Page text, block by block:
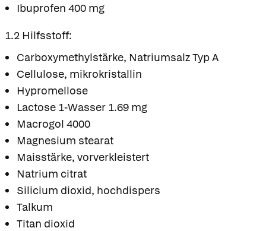
Ibuprofen 400 mg
1.2 Hilfsstoff:
Carboxymethylstärke, Natriumsalz Typ A
Cellulose, mikrokristallin
Hypromellose
Lactose 1-Wasser 1.69 mg
Macrogol 4000
Magnesium stearat
Maisstärke, vorverkleistert
Natrium citrat
Silicium dioxid, hochdispers
Talkum
Titan dioxid